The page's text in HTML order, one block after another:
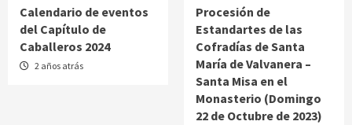
Calendario de eventos
del Capítulo de
Caballeros 2024
2 años atrás
Procesión de
Estandartes de las
Cofradías de Santa
María de Valvanera –
Santa Misa en el
Monasterio (Domingo
22 de Octubre de 2023)